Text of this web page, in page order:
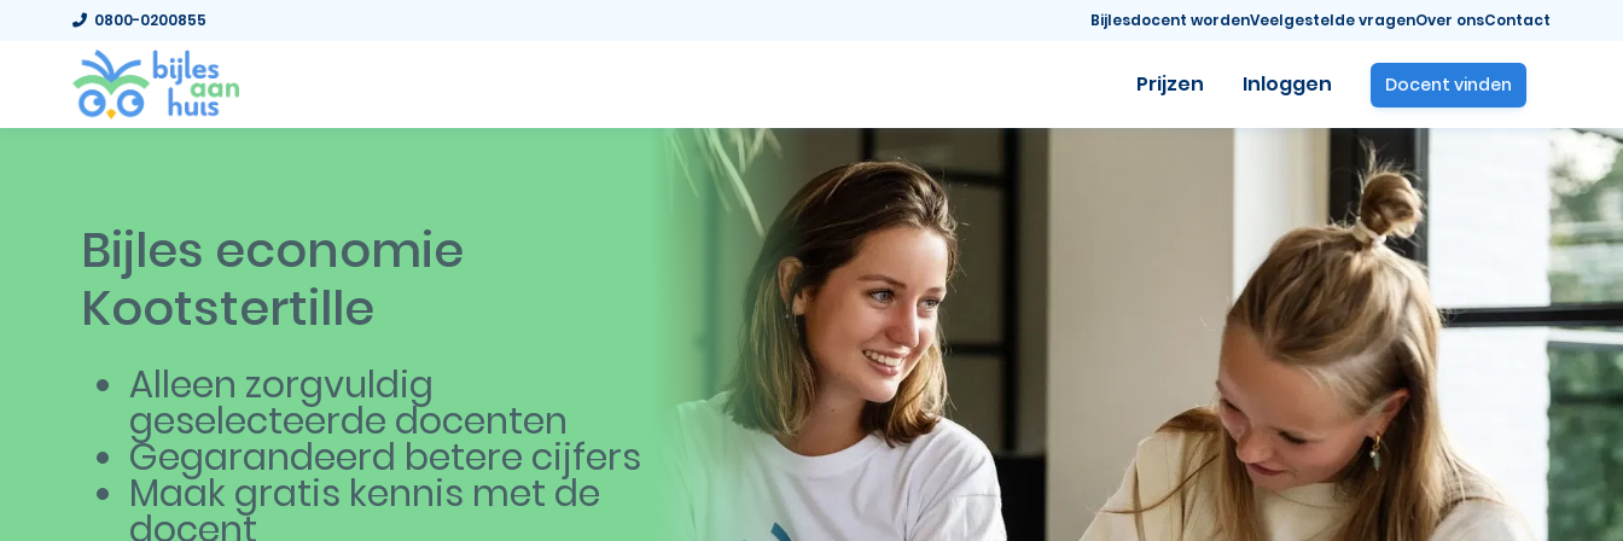
0800-0200855 Bijlesdocent wordenVeelgestelde vragenOver onsContact
Prijzen Inloggen Docent vinden
Bijles economie
Kootstertille
Alleen zorgvuldig
geselecteerde docenten
Gegarandeerd betere cijfers
Maak gratis kennis met de
docent